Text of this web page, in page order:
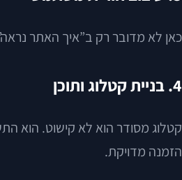
כאן לא מדובר רק ב”איך האתר
4. בניית קטלוג ותוכן
קטלוג מסודר הוא לא קישוט. הוא
הזמנה מדויקת.